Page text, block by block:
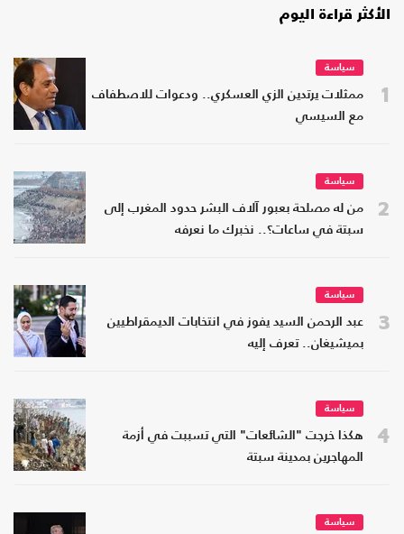
الأكثر قراءة اليوم
1
سياسة
ممثلات يرتدين الزي العسكري.. ودعوات للاصطفاف
مع السيسي
2
سياسة
من له مصلحة بعبور آلاف البشر حدود المغرب إلى
سبتة في ساعات؟.. نخبرك ما نعرفه
3
سياسة
عبد الرحمن السيد يفوز في انتخابات الديمقراطيين
بميشيغان.. تعرف إليه
4
سياسة
هكذا خرجت "الشائعات" التي تسببت في أزمة
المهاجرين بمدينة سبتة
سياسة